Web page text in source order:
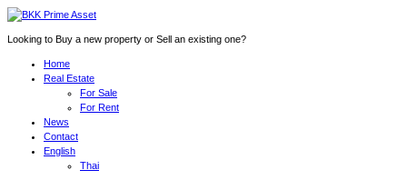
Looking to Buy a new property or Sell an existing one?
Home
Real Estate
For Sale
For Rent
News
Contact
English
Thai